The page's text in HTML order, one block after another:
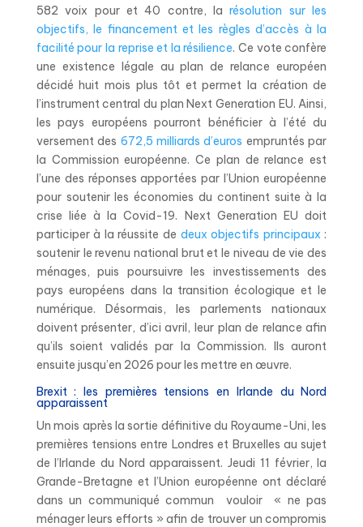
582 voix pour et 40 contre, larésolution sur les
objectifs, le financement et les règles d’accès à la
facilité pour la reprise et la résilience. Ce vote confère
une existence légale au plan de relance européen
décidé huit mois plus tôt et permet la création de
l’instrument central du plan Next Generation EU. Ainsi,
les pays européens pourront bénéficier à l’été du
versement des 672,5 milliards d’euros empruntés par
la Commission européenne. Ce plan de relance est
l’une des réponses apportées par l’Union européenne
pour soutenir les économies du continent suite à la
crise liée à la Covid-19. Next Generation EU doit
participer à la réussite de deux objectifs principaux :
soutenir le revenu national brut et le niveau de vie des
ménages, puis poursuivre les investissements des
pays européens dans la transition écologique et le
numérique. Désormais, les parlements nationaux
doivent présenter, d’ici avril, leur plan de relance afin
qu’ils soient validés par la Commission. Ils auront
ensuite jusqu’en 2026 pour les mettre en œuvre.
Brexit : les premières tensions en Irlande du Nord
apparaissent
Un mois après la sortie définitive du Royaume-Uni, les
premières tensions entre Londres et Bruxelles au sujet
de l’Irlande du Nord apparaissent. Jeudi 11 février, la
Grande-Bretagne et l’Union européenne ont déclaré
dans un communiqué commun
vouloir « ne pas
ménager leurs efforts » afin de trouver un compromis